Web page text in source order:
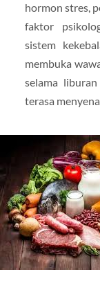
hormon stres,
faktor
sistem
membuka
selama
terasa